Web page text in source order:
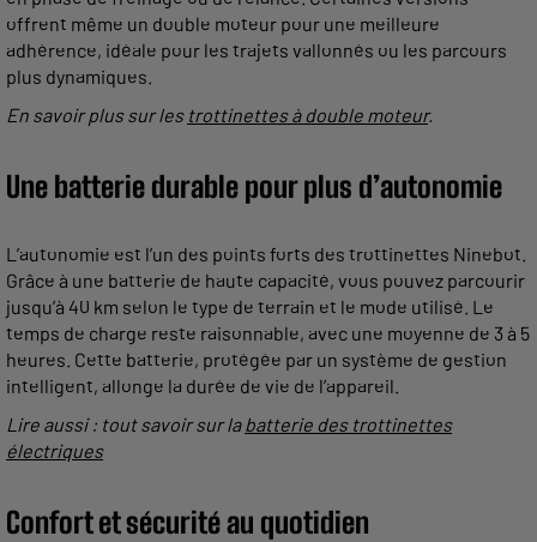
offrent même un double moteur pour une meilleure
adhérence, idéale pour les trajets vallonnés ou les parcours
plus dynamiques.
En savoir plus sur les trottinettes à double moteur.
Une batterie durable pour plus d’autonomie
L’autonomie est l’un des points forts des trottinettes Ninebot.
Grâce à une batterie de haute capacité, vous pouvez parcourir
jusqu’à 40 km selon le type de terrain et le mode utilisé. Le
temps de charge reste raisonnable, avec une moyenne de 3 à 5
heures. Cette batterie, protégée par un système de gestion
intelligent, allonge la durée de vie de l’appareil.
Lire aussi : tout savoir sur labatterie des trottinettes
électriques
Confort et sécurité au quotidien